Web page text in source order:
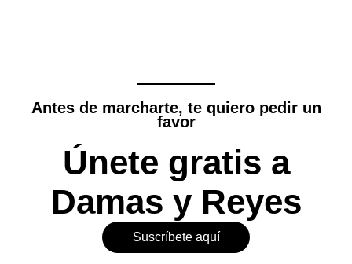
Antes de marcharte, te quiero pedir un
favor
Únete gratis a
Damas y Reyes
Suscríbete aquí